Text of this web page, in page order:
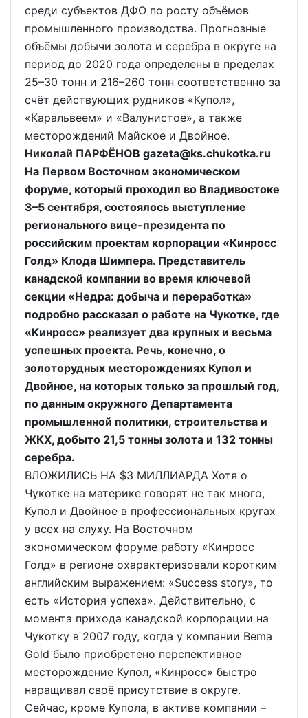
среди субъектов ДФО по росту объёмов
промышленного производства. Прогнозные
объёмы добычи золота и серебра в округе на
период до 2020 года определены в пределах
25–30 тонн и 216–260 тонн соответственно за
счёт действующих рудников «Купол»,
«Каральвеем» и «Валунистое», а также
месторождений Майское и Двойное.
Николай ПАРФЁНОВ gazeta@ks.chukotka.ru
На Первом Восточном экономическом
форуме, который проходил во Владивостоке
3–5 сентября, состоялось выступление
регионального вице-президента по
российским проектам корпорации «Кинросс
Голд» Клода Шимпера. Представитель
канадской компании во время ключевой
секции «Недра: добыча и переработка»
подробно рассказал о работе на Чукотке, где
«Кинросс» реализует два крупных и весьма
успешных проекта. Речь, конечно, о
золоторудных месторождениях Купол и
Двойное, на которых только за прошлый год,
по данным окружного Департамента
промышленной политики, строительства и
ЖКХ, добыто 21,5 тонны золота и 132 тонны
серебра.
ВЛОЖИЛИСЬ НА $3 МИЛЛИАРДА Хотя о
Чукотке на материке говорят не так много,
Купол и Двойное в профессиональных кругах
у всех на слуху. На Восточном
экономическом форуме работу «Кинросс
Голд» в регионе охарактеризовали коротким
английским выражением: «Success story», то
есть «История успеха». Действительно, с
момента прихода канадской корпорации на
Чукотку в 2007 году, когда у компании Bеma
Gold было приобретено перспективное
месторождение Купол, «Кинросс» быстро
наращивал своё присутствие в округе.
Сейчас, кроме Купола, в активе компании –